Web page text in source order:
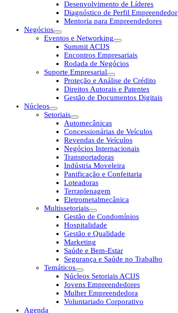
Desenvolvimento de Líderes
Diagnóstico de Perfil Empreendedor
Mentoria para Empreendedores
Negócios
Eventos e Networking
Summit ACIJS
Encontros Empresariais
Rodada de Negócios
Suporte Empresarial
Proteção e Análise de Crédito
Direitos Autorais e Patentes
Gestão de Documentos Digitais
Núcleos
Setoriais
Automecânicas
Concessionárias de Veículos
Revendas de Veículos
Negócios Internacionais
Transportadoras
Indústria Moveleira
Panificação e Confeitaria
Loteadoras
Terraplenagem
Eletrometalmecânica
Multissetoriais
Gestão de Condomínios
Hospitalidade
Gestão e Qualidade
Marketing
Saúde e Bem-Estar
Segurança e Saúde no Trabalho
Temáticos
Núcleos Setoriais ACIJS
Jovens Empreendedores
Mulher Empreendedora
Voluntariado Corporativo
Agenda